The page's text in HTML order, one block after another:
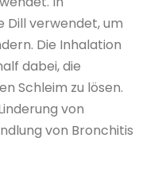
Dill verwendet, um
Die Inhalation
dabei, die
Schleim zu lösen.
von
von Bronchitis